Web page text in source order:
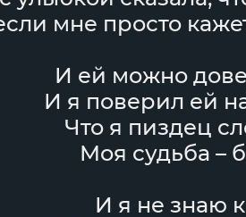
мне просто
И ей можно
И я поверил ей
Что я пиздец
Моя судьба –
И я не знаю